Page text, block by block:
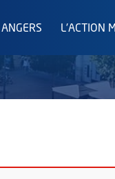
L'ACTION